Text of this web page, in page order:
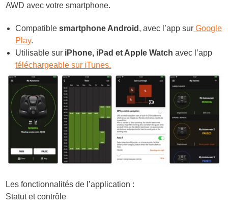
AWD avec votre smartphone.
Compatiblesmartphone Android , avec l’app sur Google
Play.
Utilisable sur iPhone, iPad et Apple Watch avec l’app
téléchargeable sur iTunes.
Les fonctionnalités de l’application :
Statut et contrôle